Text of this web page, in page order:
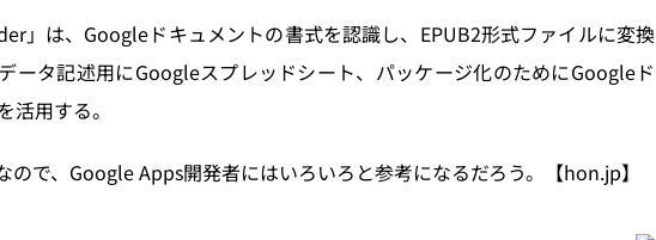
」は、Googleドキュメントの書式を認識し、EPUB2形式ファイルに変換
ータ記述用にGoogleスプレッドシート、パッケージ化のためにGoogleド
活用する。
ので、Google Apps開発者にはいろいろと参考になるだろう。【hon.jp】